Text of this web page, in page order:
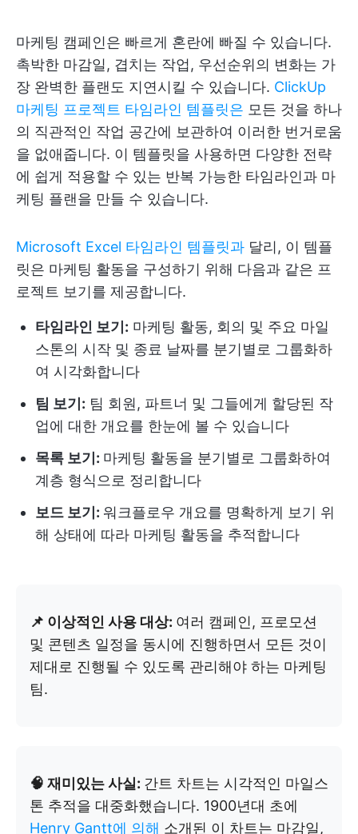
마케팅 캠페인은 빠르게 혼란에 빠질 수 있습니다.
촉박한 마감일, 겹치는 작업, 우선순위의 변화는 가
장 완벽한 플랜도 지연시킬 수 있습니다. ClickUp
마케팅 프로젝트 타임라인 템플릿은 모든 것을 하나
의 직관적인 작업 공간에 보관하여 이러한 번거로움
을 없애줍니다. 이 템플릿을 사용하면 다양한 전략
에 쉽게 적용할 수 있는 반복 가능한 타임라인과 마
케팅 플랜을 만들 수 있습니다.
Microsoft Excel 타임라인 템플릿과 달리, 이 템플
릿은 마케팅 활동을 구성하기 위해 다음과 같은 프
로젝트 보기를 제공합니다.
타임라인 보기: 마케팅 활동, 회의 및 주요 마일
스톤의 시작 및 종료 날짜를 분기별로 그룹화하
여 시각화합니다
팀 보기: 팀 회원, 파트너 및 그들에게 할당된 작
업에 대한 개요를 한눈에 볼 수 있습니다
목록 보기: 마케팅 활동을 분기별로 그룹화하여
계층 형식으로 정리합니다
보드 보기: 워크플로우 개요를 명확하게 보기 위
해 상태에 따라 마케팅 활동을 추적합니다
📌 이상적인 사용 대상: 여러 캠페인, 프로모션
및 콘텐츠 일정을 동시에 진행하면서 모든 것이
제대로 진행될 수 있도록 관리해야 하는 마케팅
팀.
🧠 재미있는 사실: 간트 차트는 시각적인 마일스
톤 추적을 대중화했습니다. 1900년대 초에
Henry Gantt에 의해 소개된 이 차트는 마감일,